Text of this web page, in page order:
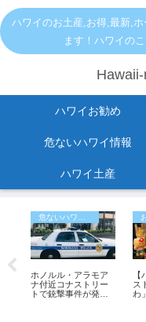
ハワイのお土産,お得,最新,
ます！ハワイの
ハワイお勧め
危ないハワイ情報
ハワイ土産
ホノルル・アラモア
ナ付近コナストリー
トで銃撃事件が発
ス
わ